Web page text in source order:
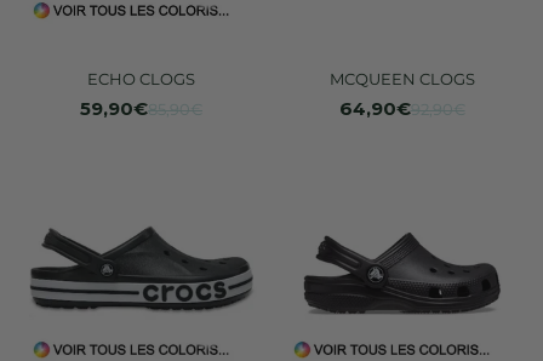
ECHO CLOGS
59,90€85,90€
MCQUEEN CLOGS
64,90€92,90€